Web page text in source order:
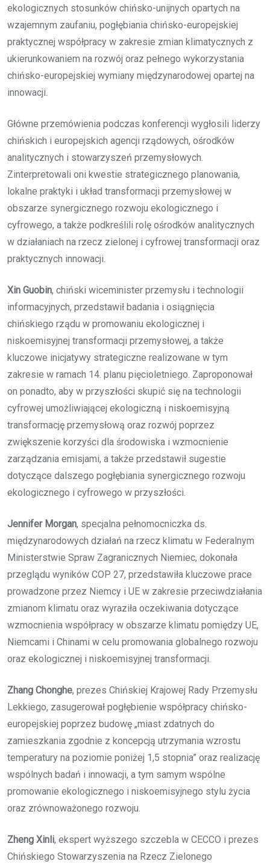
ekologicznych stosunków chińsko-unijnych opartych na
wzajemnym zaufaniu, pogłębiania chińsko-europejskiej
praktycznej współpracy w zakresie zmian klimatycznych z
ukierunkowaniem na rozwój oraz pełnego wykorzystania
chińsko-europejskiej wymiany międzynarodowej opartej na
innowacji.
Główne przemówienia podczas konferencji wygłosili liderzy
chińskich i europejskich agencji rządowych, ośrodków
analitycznych i stowarzyszeń przemysłowych.
Zinterpretowali oni kwestie strategicznego planowania,
lokalne praktyki i układ transformacji przemysłowej w
obszarze synergicznego rozwoju ekologicznego i
cyfrowego, a także podkreślili rolę ośrodków analitycznych
w działaniach na rzecz zielonej i cyfrowej transformacji oraz
praktycznych innowacji.
Xin Guobin, chiński wiceminister przemysłu i technologii
informacyjnych, przedstawił badania i osiągnięcia
chińskiego rządu w promowaniu ekologicznej i
niskoemisyjnej transformacji przemysłowej, a także
kluczowe inicjatywy strategiczne realizowane w tym
zakresie w ramach 14. planu pięcioletniego. Zaproponował
on ponadto, aby w przyszłości skupić się na technologii
cyfrowej umożliwiającej ekologiczną i niskoemisyjną
transformację przemysłową oraz rozwój poprzez
zwiększenie korzyści dla środowiska i wzmocnienie
zarządzania emisjami, a także przedstawił sugestie
dotyczące dalszego pogłębiania synergicznego rozwoju
ekologicznego i cyfrowego w przyszłości.
Jennifer Morgan, specjalna pełnomocniczka ds.
międzynarodowych działań na rzecz klimatu w Federalnym
Ministerstwie Spraw Zagranicznych Niemiec, dokonała
przeglądu wyników COP 27, przedstawiła kluczowe prace
prowadzone przez Niemcy i UE w zakresie przeciwdziałania
zmianom klimatu oraz wyraziła oczekiwania dotyczące
wzmocnienia współpracy w obszarze klimatu pomiędzy UE,
Niemcami i Chinami w celu promowania globalnego rozwoju
oraz ekologicznej i niskoemisyjnej transformacji.
Zhang Chonghe, prezes Chińskiej Krajowej Rady Przemysłu
Lekkiego, zasugerował pogłębienie współpracy chińsko-
europejskiej poprzez budowę „miast zdatnych do
zamieszkania zgodnie z koncepcją utrzymania wzrostu
temperatury na poziomie poniżej 1,5 stopnia” oraz realizację
wspólnych badań i innowacji, a tym samym wspólne
promowanie ekologicznego i niskoemisyjnego stylu życia
oraz zrównoważonego rozwoju.
Zheng Xinli, ekspert wyższego szczebla w CECCO i prezes
Chińskiego Stowarzyszenia na Rzecz Zielonego